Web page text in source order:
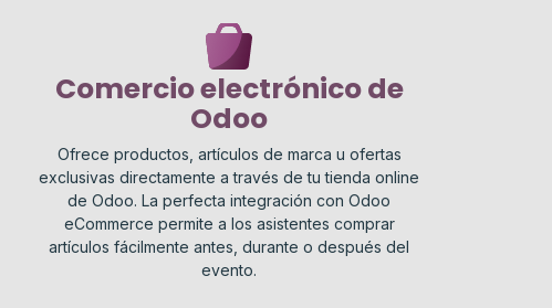
Comercio electrónico de
Odoo
Ofrece productos, artículos de marca u ofertas
exclusivas directamente a través de tu tienda online
de Odoo. La perfecta integración con Odoo
eCommerce permite a los asistentes comprar
artículos fácilmente antes, durante o después del
evento.